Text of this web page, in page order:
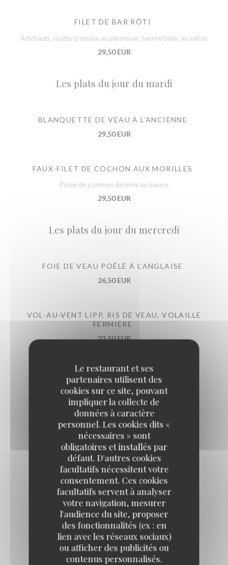
Le restaurant et ses
partenaires utilisent des
cookies sur ce site, pouvant
impliquer la collecte de
données à caractère
personnel. Les cookies dits «
nécessaires » sont
obligatoires et installés par
défaut. D'autres cookies
facultatifs nécessitent votre
consentement. Ces cookies
facultatifs servent à analyser
votre navigation, mesurer
l'audience du site, proposer
des fonctionnalités (ex : en
lien avec les réseaux sociaux)
ou afficher des publicités ou
contenus personnalisés.
FILET DE BAR RÔTI
Artichauts, risotto crémeux au parmesan, beurre blanc au safran
29,50 EUR
Les plats du jour du mardi
BLANQUETTE DE VEAU À L’ANCIENNE
29,50 EUR
FAUX-FILET DE COCHON AUX MORILLES
Purée de pommes de terre au beurre
29,50 EUR
Les plats du jour du mercredi
FOIE DE VEAU POÊLÉ À L’ANGLAISE
26,50 EUR
VOL-AU-VENT LIPP, RIS DE VEAU, VOLAILLE
FERMIÈRE
32,50 EUR
Les plats du jour du jeudi
CASSOULET LIPP
26,50 EUR
AÏOLI DE CABILLAUD
Œuf plein air, bulots, légumes d'été
29,50 EUR
Les plats du jour du vendredi
RAIE AU BEURRE NOISETTE, CÂPRES